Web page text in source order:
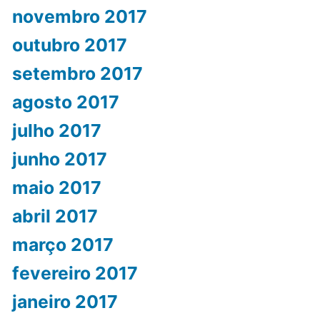
novembro 2017
outubro 2017
setembro 2017
agosto 2017
julho 2017
junho 2017
maio 2017
abril 2017
março 2017
fevereiro 2017
janeiro 2017